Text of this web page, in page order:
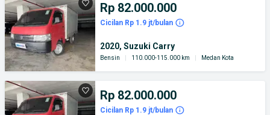
Rp 82.000.000
Cicilan Rp 1.9 jt/bulan
2020, Suzuki Carry
Bensin 110.000-115.000 km Medan Kota
Rp 82.000.000
Cicilan Rp 1.9 jt/bulan